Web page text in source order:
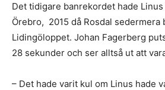
Det tidigare banrekordet hade Linus
Örebro, 2015 då Rosdal sedermera
Lidingöloppet. Johan Fagerberg
28 sekunder och ser alltså ut att
– Det hade varit kul om Linus hade